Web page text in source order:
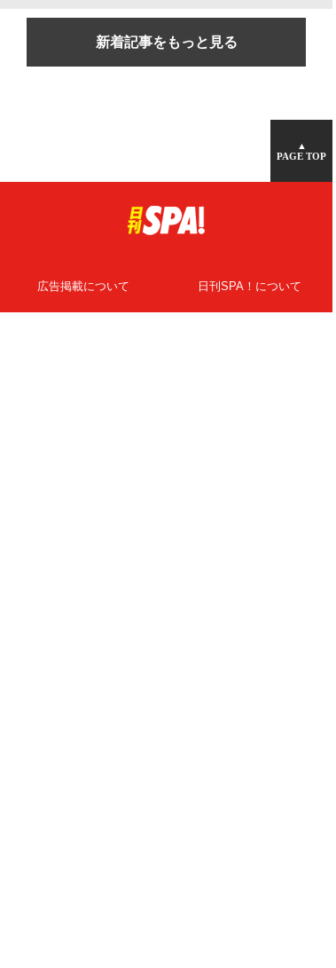
新着記事をもっと見る
▲
PAGE TOP
広告掲載について 日刊SPA！について